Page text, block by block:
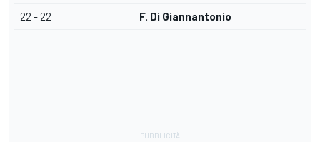
22 - 22 F. Di Giannantonio